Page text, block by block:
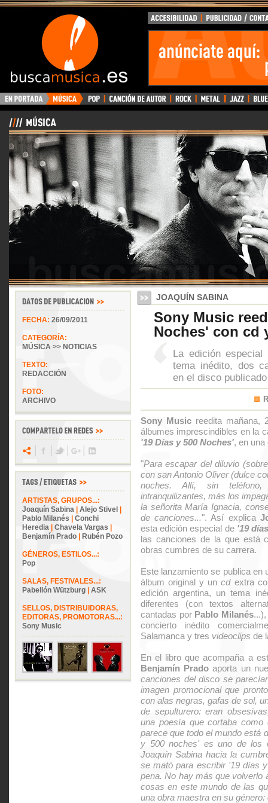
BuscaMusica.es
FECHA: 26/09/2011
CATEGORÍA:
MÚSICA >> NOTICIAS
TEXTO:
REDACCIÓN
FOTO:
ARCHIVO
ARTISTAS, GRUPOS...:
Joaquín Sabina
Alejo Stivel
Pablo Milanés
Conchi
Heredia
Chavela Vargas
Benjamín Prado
Rubén Pozo
GÉNEROS, ESTILOS...:
Pop
SALAS, FESTIVALES...:
Pabellón Wützburg
ASK
SELLOS, DISTRIBUIDORAS,
EDITORAS, PROMOTORAS...:
Sony Music
JOAQUÍN SABINA
Sony Music
Noches' con cd
La edición
tema inédito, dos
en el disco
Sony Music reedita mañana,
álbumes imprescindibles en la
'19 Días y 500 Noches', en
"Para escapar del diluvio
con san Antonio Oliver (dulce
noches. Allí, sin teléfono,
intranquilizantes, más los
la señorita María Ignacia,
de canciones...". Así explica
esta edición especial de '19
las canciones de la que está
obras cumbres de su carrera.
Este lanzamiento se publica en
álbum original y uncdextra
edición argentina, un tema
diferentes (con textos
cantadas por Pablo Milanés
concierto inédito
Salamanca y tres videoclips de
En el libro que acompaña a
Benjamín Prado aporta un
canciones del disco se
imagen promocional que
con alas negras, gafas de sol,
de sepulturero: eran
una poesía que cortaba
parece que todo el mundo está
y 500 noches' es uno de los
Joaquín Sabina hacia la
se mató para escribir '19 días
pena. No hay más que volverlo
cosas en este mundo de las
una obra maestra en su